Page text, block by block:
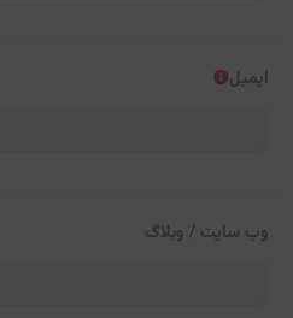
ایمیل
وب سایت / وبلاگ